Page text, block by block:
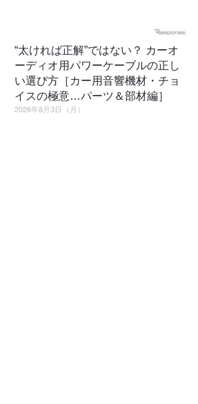
“太ければ正解”ではない？ カーオ
ーディオ用パワーケーブルの正し
い選び方［カー用音響機材・チョ
イスの極意…パーツ＆部材編］
2026年8月3日（月）